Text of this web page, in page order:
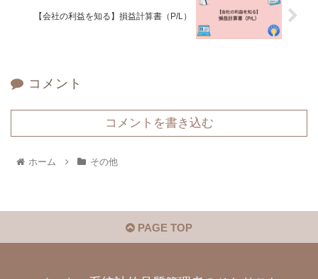
【会社の利益を知る】損益計算書（P/L）
コメント
コメントを書き込む
ホーム その他
PAGE TOP